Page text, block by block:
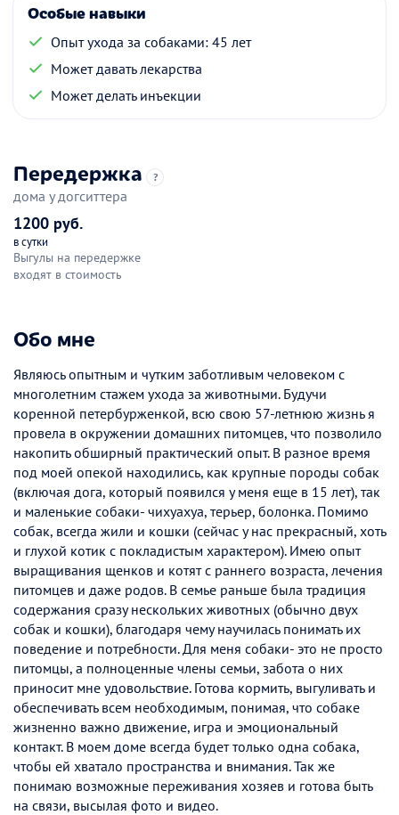
Особые навыки
Опыт ухода за собаками: 45 лет
Может давать лекарства
Может делать инъекции
Передержка ?
дома у догситтера
1200 руб.
в сутки
Выгулы на передержке
входят в стоимость
Обо мне
Являюсь опытным и чутким заботливым человеком с
многолетним стажем ухода за животными. Будучи
коренной петербурженкой, всю свою 57-летнюю жизнь я
провела в окружении домашних питомцев, что позволило
накопить обширный практический опыт. В разное время
под моей опекой находились, как крупные породы собак
(включая дога, который появился у меня еще в 15 лет), так
и маленькие собаки- чихуахуа, терьер, болонка. Помимо
собак, всегда жили и кошки (сейчас у нас прекрасный, хоть
и глухой котик с покладистым характером). Имею опыт
выращивания щенков и котят с раннего возраста, лечения
питомцев и даже родов. В семье раньше была традиция
содержания сразу нескольких животных (обычно двух
собак и кошки), благодаря чему научилась понимать их
поведение и потребности. Для меня собаки- это не просто
питомцы, а полноценные члены семьи, забота о них
приносит мне удовольствие. Готова кормить, выгуливать и
обеспечивать всем необходимым, понимая, что собаке
жизненно важно движение, игра и эмоциональный
контакт. В моем доме всегда будет только одна собака,
чтобы ей хватало пространства и внимания. Так же
понимаю возможные переживания хозяев и готова быть
на связи, высылая фото и видео.